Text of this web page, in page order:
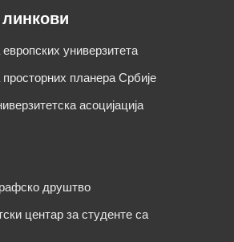
европских универзитета
просторних планера Србије
асоцијација
друштво
центар за студенте са